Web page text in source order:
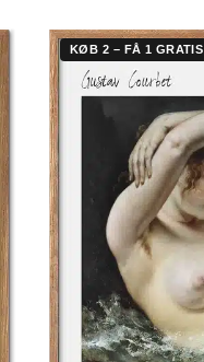
KØB 2 – FÅ 1 GRATIS